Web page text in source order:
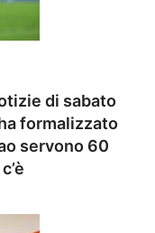
di sabato
formalizzato
servono 60